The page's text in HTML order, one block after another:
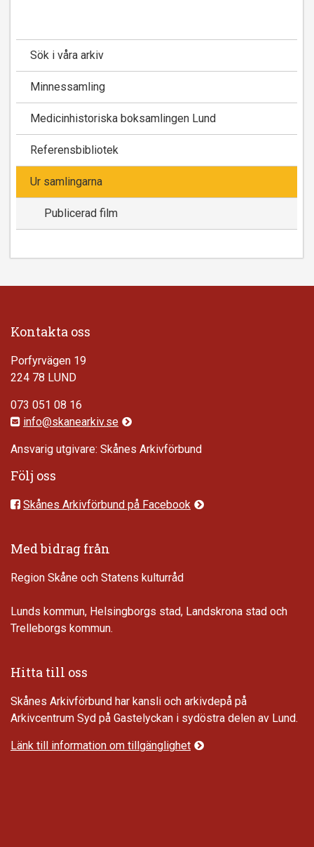
Sök i våra arkiv
Minnessamling
Medicinhistoriska boksamlingen Lund
Referensbibliotek
Ur samlingarna
Publicerad film
Kontakta oss
Porfyrvägen 19
224 78 LUND
073 051 08 16
info@skanearkiv.se
Ansvarig utgivare: Skånes Arkivförbund
Följ oss
Skånes Arkivförbund på Facebook
Med bidrag från
Region Skåne och Statens kulturråd
Lunds kommun, Helsingborgs stad, Landskrona stad och
Trelleborgs kommun.
Hitta till oss
Skånes Arkivförbund har kansli och arkivdepå på
Arkivcentrum Syd på Gastelyckan i sydöstra delen av Lund.
Länk till information om tillgänglighet